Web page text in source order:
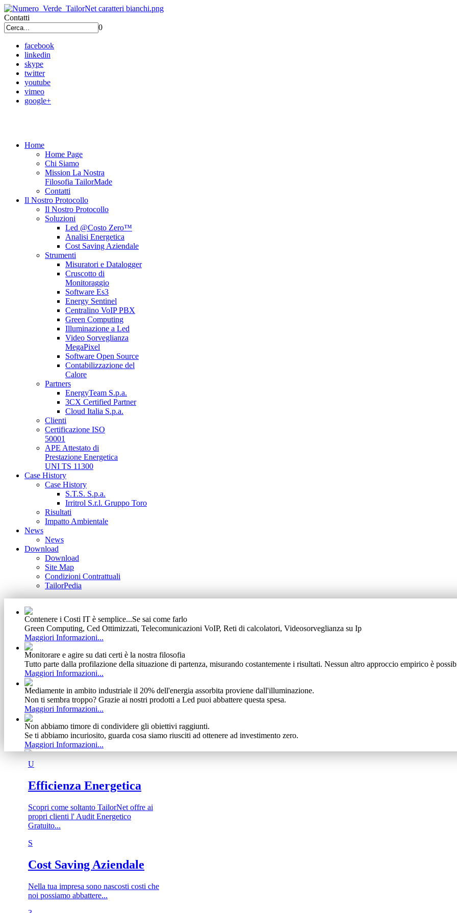
Contatti
0
facebook
linkedin
skype
twitter
youtube
vimeo
google+
Home
Home Page
Chi Siamo
Mission La Nostra
Filosofia TailorMade
Contatti
Il Nostro Protocollo
Il Nostro Protocollo
Soluzioni
Led @Costo Zero™
Analisi Energetica
Cost Saving Aziendale
Strumenti
Misuratori e Datalogger
Cruscotto di
Monitoraggio
Software Es3
Energy Sentinel
Centralino VoIP PBX
Green Computing
Illuminazione a Led
Video Sorveglianza
MegaPixel
Software Open Source
Contabilizzazione del
Calore
Partners
EnergyTeam S.p.a.
3CX Certified Partner
Cloud Italia S.p.a.
Clienti
Certificazione ISO
50001
APE Attestato di
Prestazione Energetica
UNI TS 11300
Case History
Case History
S.T.S. S.p.a.
Irritrol S.r.l. Gruppo Toro
Risultati
Impatto Ambientale
News
News
Download
Download
Site Map
Condizioni Contrattuali
TailorPedia
Contenere i Costi IT è semplice...Se sai come farlo
Green Computing, Ced Ottimizzati, Telecomunicazioni VoIP, Reti di calcolatori, Videosorveglianza su Ip
Maggiori Informazioni...
Monitorare e agire su dati certi è la nostra filosofia
Tutto parte dalla profilazione della situazione di partenza, misurando costantemente i risultati. Nessun altro approccio empirico è
Maggiori Informazioni...
Mediamente in ambito industriale il 20% dell'energia assorbita proviene dall'illuminazione.
Non ti sembra troppo? Grazie ai nostri prodotti a Led puoi abbattere questa spesa.
Maggiori Informazioni...
Non abbiamo timore di condividere gli obiettivi raggiunti.
Se ti abbiamo incuriosito, guarda cosa siamo riusciti ad ottenere ad investimento zero.
Maggiori Informazioni...
Vediamo il cliente come un meccanismo complesso e delicato
Maggiori Informazioni...
U
Efficienza Energetica
Scopri come soltanto TailorNet offre ai
propri clienti l' Audit Energetico
Gratuito...
S
Cost Saving Aziendale
Nella tua impresa sono nascosti costi che
noi possiamo abbattere...